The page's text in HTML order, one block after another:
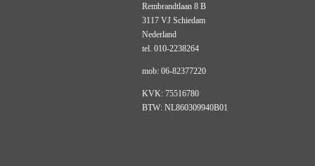
Rembrandtlaan 8 B
3117 VJ Schiedam
Nederland
tel. 010-2238264
mob: 06-82377220
KVK: 75516780
BTW: NL860309940B01